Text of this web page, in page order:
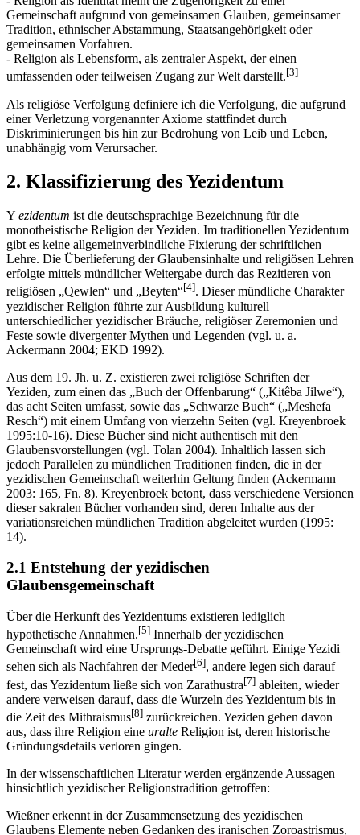
Gemeinschaft aufgrund von gemeinsamen Glauben, gemeinsamer
Tradition, ethnischer Abstammung, Staatsangehörigkeit oder
gemeinsamen Vorfahren.
- Religion als Lebensform, als zentraler Aspekt, der einen
umfassenden oder teilweisen Zugang zur Welt darstellt.[3]
Als religiöse Verfolgung definiere ich die Verfolgung, die aufgrund
einer Verletzung vorgenannter Axiome stattfindet durch
Diskriminierungen bis hin zur Bedrohung von Leib und Leben,
unabhängig vom Verursacher.
2. Klassifizierung des Yezidentum
Y ezidentum ist die deutschsprachige Bezeichnung für die
monotheistische Religion der Yeziden. Im traditionellen Yezidentum
gibt es keine allgemeinverbindliche Fixierung der schriftlichen
Lehre. Die Überlieferung der Glaubensinhalte und religiösen Lehren
erfolgte mittels mündlicher Weitergabe durch das Rezitieren von
religiösen „Qewlen“ und „Beyten“[4]. Dieser mündliche Charakter
yezidischer Religion führte zur Ausbildung kulturell
unterschiedlicher yezidischer Bräuche, religiöser Zeremonien und
Feste sowie divergenter Mythen und Legenden (vgl. u. a.
Ackermann 2004; EKD 1992).
Aus dem 19. Jh. u. Z. existieren zwei religiöse Schriften der
Yeziden, zum einen das „Buch der Offenbarung“ („Kitêba Jilwe“),
das acht Seiten umfasst, sowie das „Schwarze Buch“ („Meshefa
Resch“) mit einem Umfang von vierzehn Seiten (vgl. Kreyenbroek
1995:10-16). Diese Bücher sind nicht authentisch mit den
Glaubensvorstellungen (vgl. Tolan 2004). Inhaltlich lassen sich
jedoch Parallelen zu mündlichen Traditionen finden, die in der
yezidischen Gemeinschaft weiterhin Geltung finden (Ackermann
2003: 165, Fn. 8). Kreyenbroek betont, dass verschiedene Versionen
dieser sakralen Bücher vorhanden sind, deren Inhalte aus der
variationsreichen mündlichen Tradition abgeleitet wurden (1995:
14).
2.1 Entstehung der yezidischen
Glaubensgemeinschaft
Über die Herkunft des Yezidentums existieren lediglich
hypothetische Annahmen.[5] Innerhalb der yezidischen
Gemeinschaft wird eine Ursprungs-Debatte geführt. Einige Yezidi
sehen sich als Nachfahren der Meder[6], andere legen sich darauf
fest, das Yezidentum ließe sich von Zarathustra[7] ableiten, wieder
andere verweisen darauf, dass die Wurzeln des Yezidentum bis in
die Zeit des Mithraismus[8] zurückreichen. Yeziden gehen davon
aus, dass ihre Religion eine uralte Religion ist, deren historische
Gründungsdetails verloren gingen.
In der wissenschaftlichen Literatur werden ergänzende Aussagen
hinsichtlich yezidischer Religionstradition getroffen:
Wießner erkennt in der Zusammensetzung des yezidischen
Glaubens Elemente neben Gedanken des iranischen Zoroastrismus,